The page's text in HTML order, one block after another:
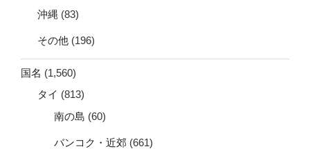
沖縄 (83)
その他 (196)
国名 (1,560)
タイ (813)
南の島 (60)
バンコク・近郊 (661)